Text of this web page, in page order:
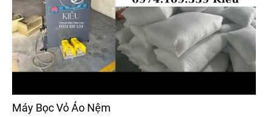
Máy Bọc Vỏ Áo Nệm